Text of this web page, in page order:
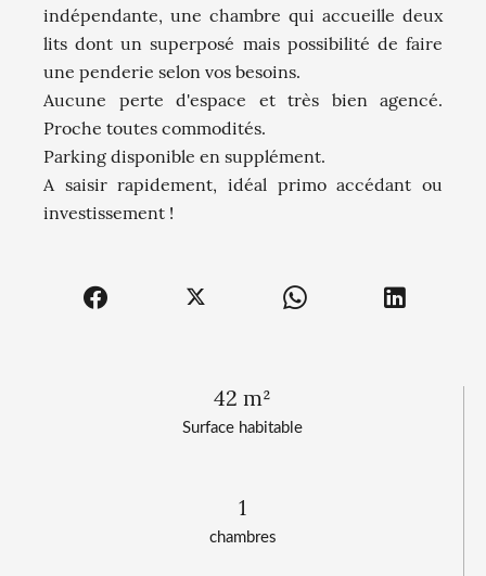
Surface habitable
42 m²
chambres
1
indépendante, une chambre qui accueille deux
lits dont un superposé mais possibilité de faire
une penderie selon vos besoins.
Aucune perte d'espace et très bien agencé.
Proche toutes commodités.
Parking disponible en supplément.
A saisir rapidement, idéal primo accédant ou
investissement !